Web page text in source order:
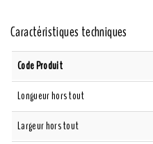
Caractéristiques techniques
Code Produit
Longueur hors tout
Largeur hors tout